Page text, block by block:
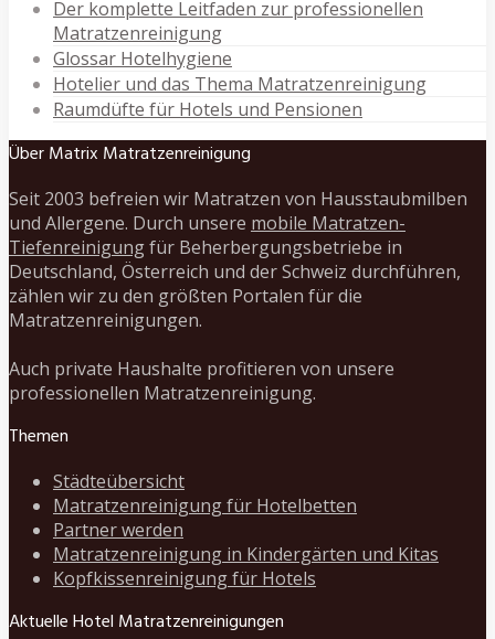
Der komplette Leitfaden zur professionellen
Matratzenreinigung
Glossar Hotelhygiene
Hotelier und das Thema Matratzenreinigung
Raumdüfte für Hotels und Pensionen
Über Matrix Matratzenreinigung
Seit 2003 befreien wir Matratzen von Hausstaubmilben
und Allergene. Durch unsere mobile Matratzen-
Tiefenreinigungfür Beherbergungsbetriebe in
Deutschland, Österreich und der Schweiz durchführen,
zählen wir zu den größten Portalen für die
Matratzenreinigungen.
Auch private Haushalte profitieren von unsere
professionellen Matratzenreinigung.
Themen
Städteübersicht
Matratzenreinigung für Hotelbetten
Partner werden
Matratzenreinigung in Kindergärten und Kitas
Kopfkissenreinigung für Hotels
Aktuelle Hotel Matratzenreinigungen